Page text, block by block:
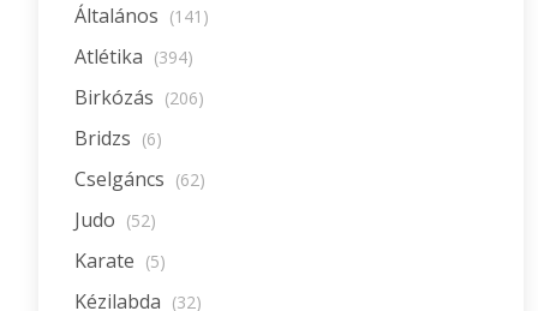
Általános (141)
Atlétika (394)
Birkózás (206)
Bridzs (6)
Cselgáncs (62)
Judo (52)
Karate (5)
Kézilabda (32)